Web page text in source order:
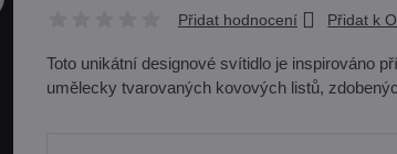
Přidat hodnocení Přidat k
Toto unikátní designové svítidlo je inspirováno
umělecky tvarovaných kovových listů,